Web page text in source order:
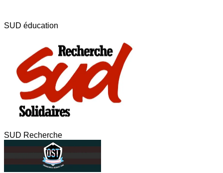
SUD éducation
SUD Recherche